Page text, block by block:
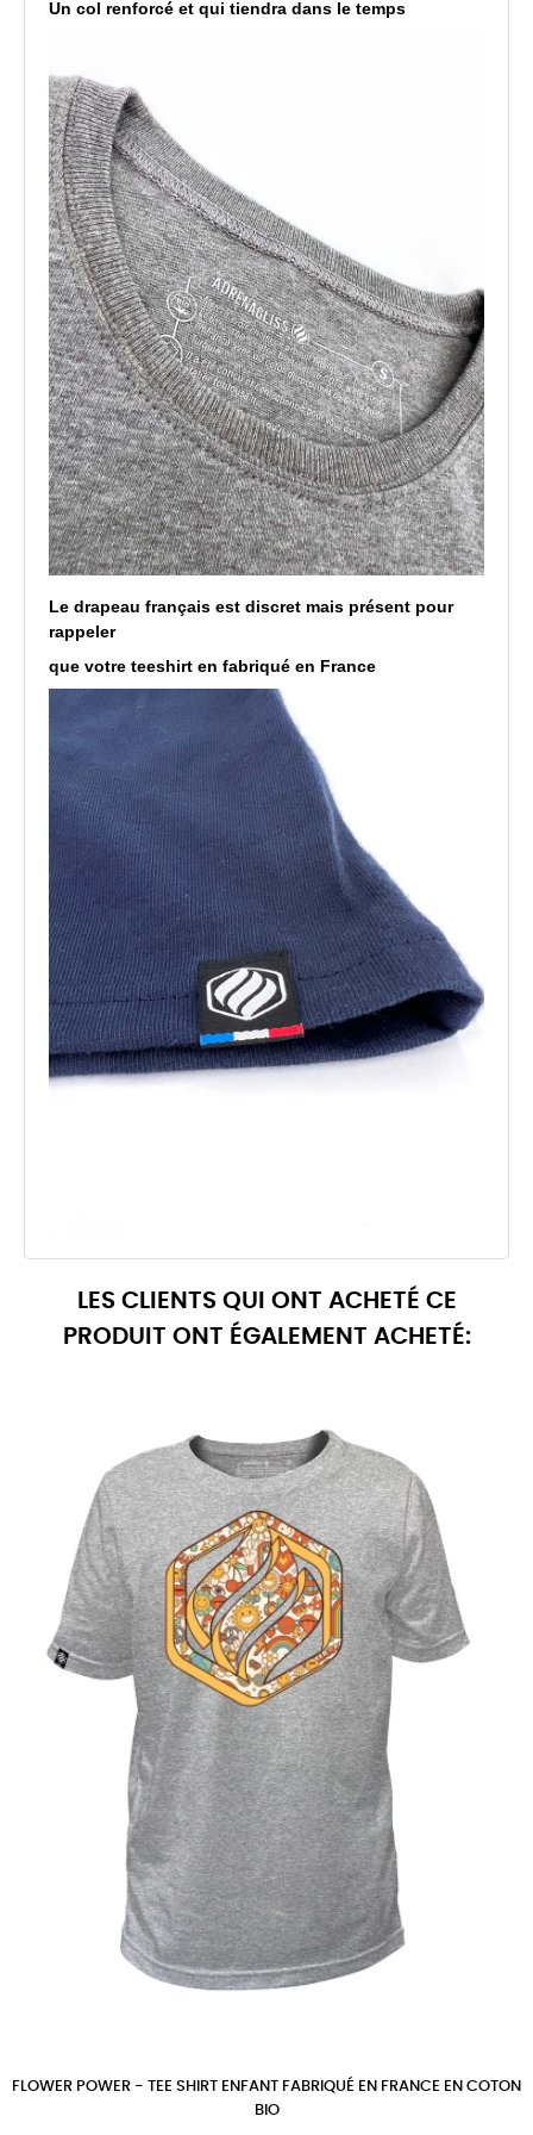
Un col renforcé et qui tiendra dans le temps
Le drapeau français est discret mais présent pour
rappeler
que votre teeshirt en fabriqué en France
LES CLIENTS QUI ONT ACHETÉ CE
PRODUIT ONT ÉGALEMENT ACHETÉ:
FLOWER POWER - TEE SHIRT ENFANT FABRIQUÉ EN FRANCE EN COTON
BIO